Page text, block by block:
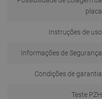
placa
Instruções de uso
Informações de Segurança
Condições de garantia
Teste PZH